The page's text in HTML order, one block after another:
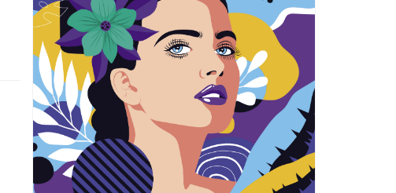
Catàleg de Serveis i Tràmits
Webs Municipals